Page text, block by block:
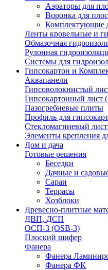
Аэраторы для
Воронка для
Комплектующие
Ленты кровельные и
Обмазочная
Рулонная
Системы для
Гипсокартон и
Аквапанели
Гипсоволокнистый
Гипсокартонный лист
Пазогребневые плиты
Профиль для
Стекломагниевый
Элементы крепления
Дом и дача
Готовые решения
Беседки
Дачные и
Сараи
Террасы
Хозблоки
Древесно-плитные
ДВП, ДСП
ОСП-3 (OSB-3)
Плоский шифер
Фанера
Фанера
Фанера ФК